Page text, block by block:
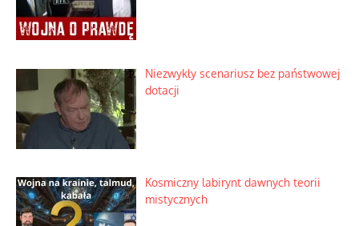
Niezwykły scenariusz bez państwowej
dotacji
Kosmiczny labirynt dawnych teorii
mistycznych